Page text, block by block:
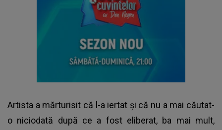
Artista a mărturisit că l-a iertat și că nu a mai căutat-
o niciodată după ce a fost eliberat, ba mai mult,